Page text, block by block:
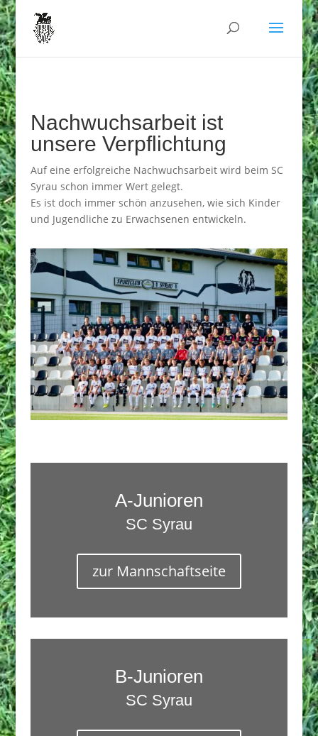
Nachwuchsarbeit ist
unsere Verpflichtung
Auf eine erfolgreiche Nachwuchsarbeit wird beim SC
Syrau schon immer Wert gelegt.
Es ist doch immer schön anzusehen, wie sich Kinder
und Jugendliche zu Erwachsenen entwickeln.
A-Junioren
SC Syrau
zur Mannschaftseite
B-Junioren
SC Syrau